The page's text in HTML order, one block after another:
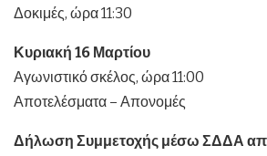
Δοκιμές, ώρα 11:30
Κυριακή 16 Μαρτίου
Αγωνιστικό σκέλος, ώρα 11:00
Αποτελέσματα – Απονομές
Δήλωση Συμμετοχής μέσω ΣΔΔΑ